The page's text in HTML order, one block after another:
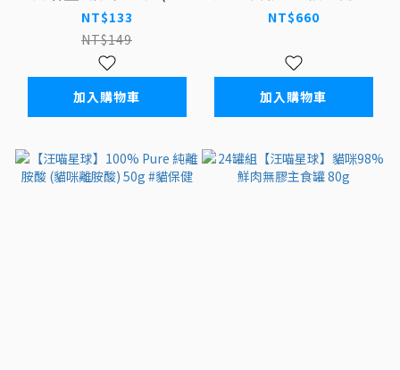
麥草) #貓草
NT$133
NT$149
加入購物車
保健
NT$660
加入購物車